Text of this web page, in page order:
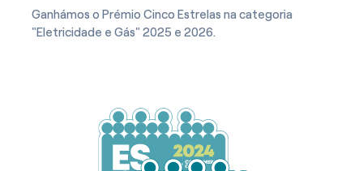
Ganhámos o Prémio Cinco Estrelas na categoria
"Eletricidade e Gás" 2025 e 2026.